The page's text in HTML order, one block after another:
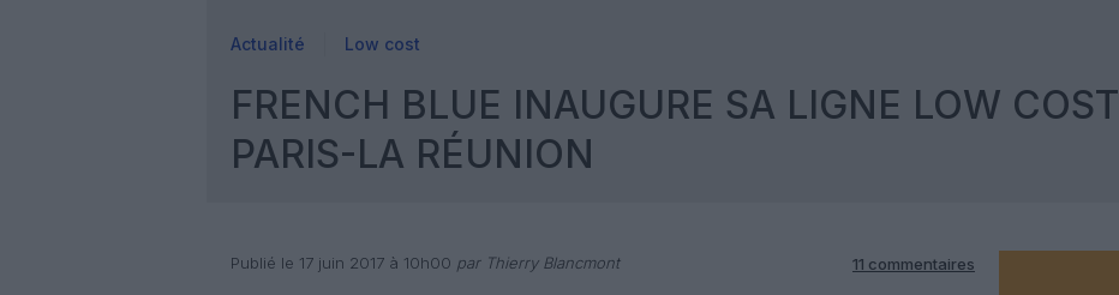
Actualité Low cost
FRENCH BLUE INAUGURE SA LIGNE LOW COST
PARIS-LA RÉUNION
Publié le 17 juin 2017 à 10h00 par Thierry Blancmont 11 commentaires